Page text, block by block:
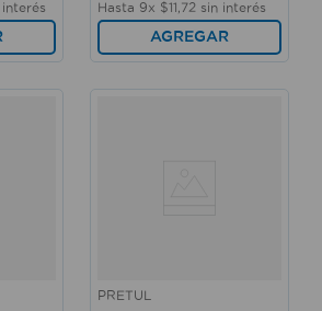
interés
Hasta 9x $11 72 sin interés
AGREGAR
PRETUL